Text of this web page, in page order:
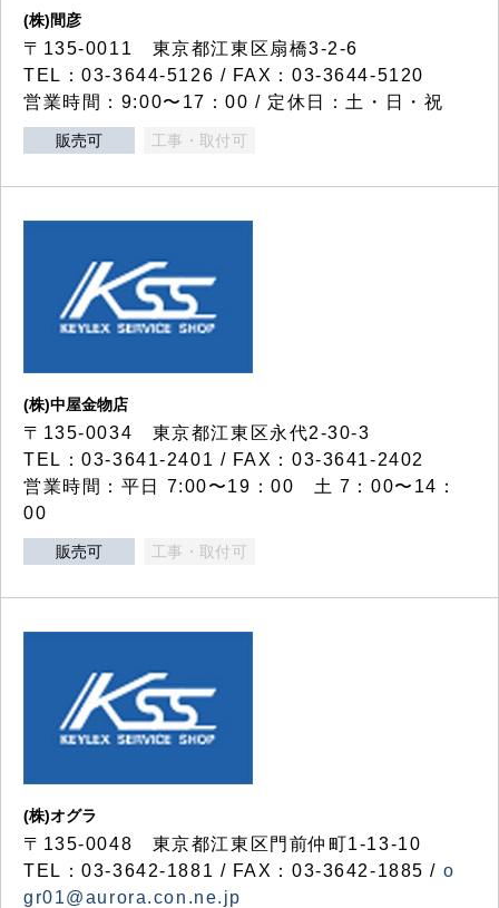
(株)間彦
〒135-0011 東京都江東区扇橋3-2-6
TEL：03-3644-5126 / FAX：03-3644-5120
営業時間：9:00〜17：00 / 定休日：土・日・祝
販売可 工事・取付可
(株)中屋金物店
〒135-0034 東京都江東区永代2-30-3
TEL：03-3641-2401 / FAX：03-3641-2402
営業時間：平日 7:00〜19：00 土 7：00〜14：
00
販売可 工事・取付可
(株)オグラ
〒135-0048 東京都江東区門前仲町1-13-10
TEL：03-3642-1881 / FAX：03-3642-1885 / o
gr01@aurora.con.ne.jp